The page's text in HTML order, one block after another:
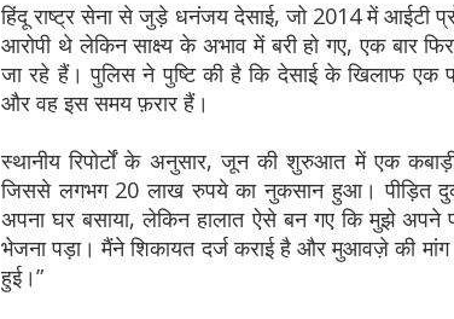
हिंदू राष्ट्र सेना से जुड़े धनंजय देसाई, जो 2014 में आईटी
आरोपी थे लेकिन साक्ष्य के अभाव में बरी हो गए, एक बार
जा रहे हैं। पुलिस ने पुष्टि की है कि देसाई के खिलाफ एक
और वह इस समय फ़रार हैं।
स्थानीय रिपोर्टों के अनुसार, जून की शुरुआत में एक
जिससे लगभग 20 लाख रुपये का नुकसान हुआ। पीड़ित
अपना घर बसाया, लेकिन हालात ऐसे बन गए कि मुझे अपने
भेजना पड़ा। मैंने शिकायत दर्ज कराई है और मुआवज़े की मांग
हुई।”